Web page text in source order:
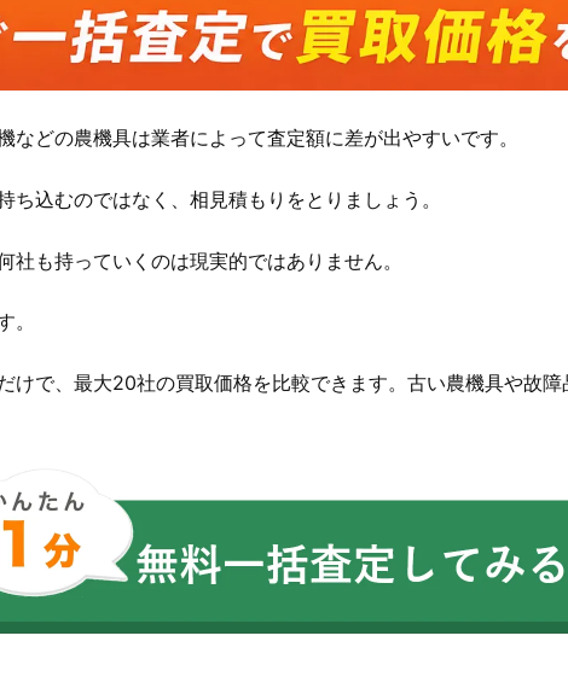
などの農機具は業者によって査定額に差が出やすいです。
込むのではなく、相見積もりをとりましょう。
も持っていくのは現実的ではありません。
。
けで、最大20社の買取価格を比較できます。古い農機具や故